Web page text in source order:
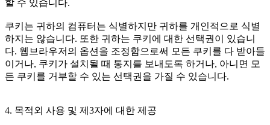
할 수 있습니다.
쿠키는 귀하의 컴퓨터는 식별하지만 귀하를 개인적으로 식별
하지는 않습니다. 또한 귀하는 쿠키에 대한 선택권이 있습니
다. 웹브라우저의 옵션을 조정함으로써 모든 쿠키를 다 받아들
이거나, 쿠키가 설치될 때 통지를 보내도록 하거나, 아니면 모
든 쿠키를 거부할 수 있는 선택권을 가질 수 있습니다.
4. 목적외 사용 및 제3자에 대한 제공